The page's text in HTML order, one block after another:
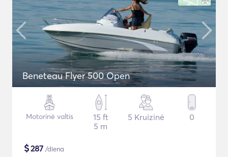
Beneteau Flyer 500 Open
Motorinė valtis
15 ft
5 m
5 Kruizinė 0
$287 /diena